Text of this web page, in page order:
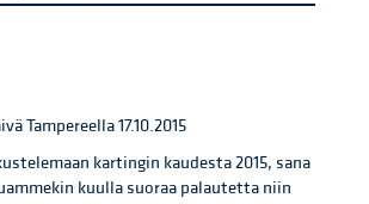
Tampereella 17.10.2015
kartingin kaudesta 2015, sana
kuulla suoraa palautetta niin